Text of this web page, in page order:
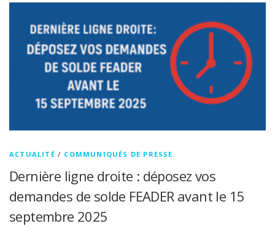
ACTUALITÉ / COMMUNIQUÉS DE PRESSE
Dernière ligne droite : déposez vos
demandes de solde FEADER avant le 15
septembre 2025